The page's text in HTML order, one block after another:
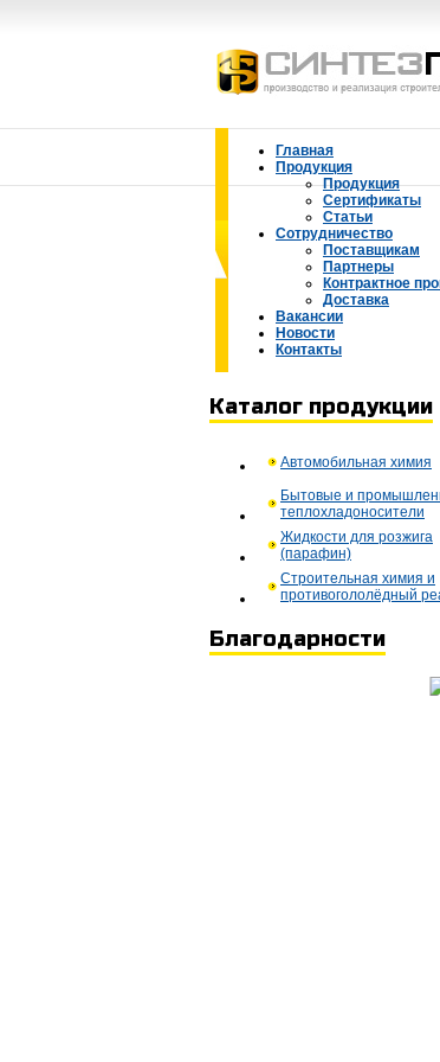
Главная
Продукция
Продукция
Сертификаты
Статьи
Сотрудничество
Поставщикам
Партнеры
Контрактное
Доставка
Вакансии
Новости
Контакты
Каталог продукции
Автомобильная химия
Бытовые и
теплохладоносители
Жидкости для розжига
(парафин)
Строительная химия и
противогололёдный
Благодарности